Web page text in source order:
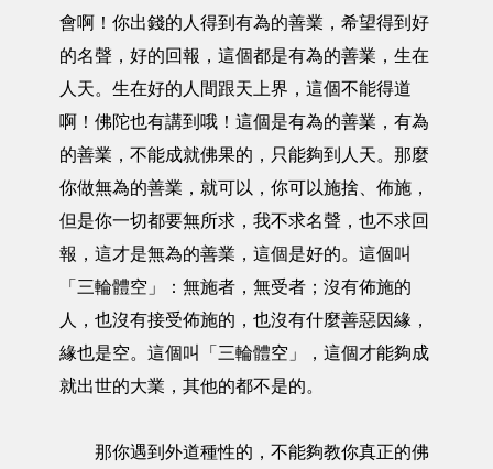
會啊！你出錢的人得到有為的善業，希望得到好
的名聲，好的回報，這個都是有為的善業，生在
人天。生在好的人間跟天上界，這個不能得道
啊！佛陀也有講到哦！這個是有為的善業，有為
的善業，不能成就佛果的，只能夠到人天。那麼
你做無為的善業，就可以，你可以施捨、佈施，
但是你一切都要無所求，我不求名聲，也不求回
報，這才是無為的善業，這個是好的。這個叫
「三輪體空」：無施者，無受者；沒有佈施的
人，也沒有接受佈施的，也沒有什麼善惡因緣，
緣也是空。這個叫「三輪體空」，這個才能夠成
就出世的大業，其他的都不是的。
那你遇到外道種性的，不能夠教你真正的佛